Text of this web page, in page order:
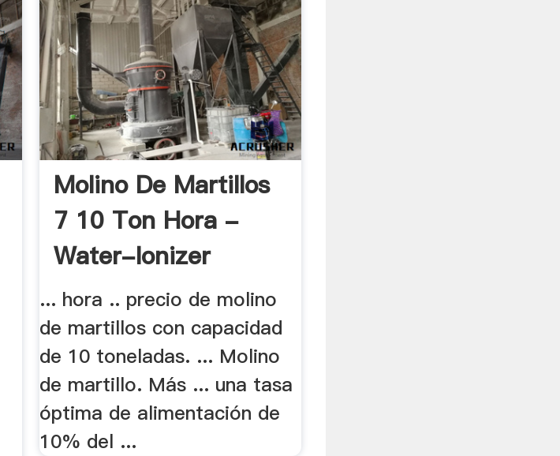
Molino De Martillos
7 10 Ton Hora -
Water-Ionizer
... hora .. precio de molino
de martillos con capacidad
de 10 toneladas. ... Molino
de martillo. Más ... una tasa
óptima de alimentación de
10% del ...